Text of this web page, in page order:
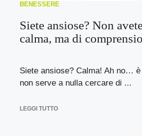
BENESSERE
Siete ansiose? Non
calma, ma di
Siete ansiose? Calma! Ah no…
non serve a nulla cercare di ...
LEGGI TUTTO